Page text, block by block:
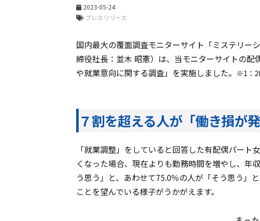
2023-05-24
プレスリリース
国内最大の覆面調査モニターサイト「ミステリー
締役社長：並木 昭憲）は、当モニターサイトの
や就業意向に関する調査」を実施しました。 ※1：
７割を超える人が「働き損が
「就業調整」をしていると回答した有配偶パー
くなった場合、現在よりも勤務時間を増やし、年
う思う」と、あわせて75.0％の人が「そう思う」
ことを望んでいる様子がうかがえます。